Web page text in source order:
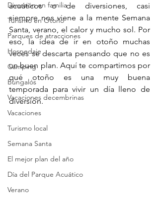
Diversión en familia
Turismo en Otoño
Parques de atracciones
Hospedaje
Camping
Bungalós
Vacaciones decembrinas
Vacaciones
Turismo local
Semana Santa
El mejor plan del año
Día del Parque Acuático
Verano
acuáticos o de diversiones, casi
siempre nos viene a la mente Semana
Santa, verano, el calor y mucho sol. Por
eso, la idea de ir en otoño muchas
veces se descarta pensando que no es
un buen plan. Aquí te compartimos por
qué otoño es una muy buena
temporada para vivir un día lleno de
diversión.